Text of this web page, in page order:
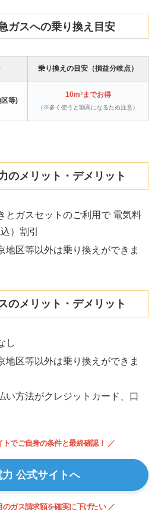
ガスへの乗り換え目安
乗り換えの目安（損益分岐点）
等)
10m³までお得
（※多く使うと割高になるため注意）
のメリット・デメリット
とガスセットのご利用で 電気料
）割引
地区等以外は乗り換えができま
のメリット・デメリット
し
地区等以外は乗り換えができま
い方法がクレジットカード、口
トでご自身の条件と最終確認！ ／
公式サイトへ
のガス請求額を確実に下げたい ／